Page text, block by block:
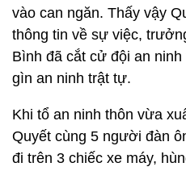
vào can ngăn. Thấy vậy
thông tin về sự việc,
Bình đã cắt cử đội an
gìn an ninh trật tự.
Khi tổ an ninh thôn vừa
Quyết cùng 5 người đàn
đi trên 3 chiếc xe máy,